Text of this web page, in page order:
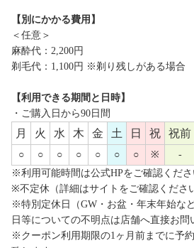
【別にかかる費用】
＜任意＞
麻酔代：2,200円
剃毛代：1,100円 ※剃り残しがある場合
【利用できる期間と日時】
・ご購入日から90日間
月 火 水 木 金 土 日 祝 祝前
○ ○ ○ ○ ○ ○ ○ ※
-
※利用可能時間は公式HPをご確認くだ
※不定休（詳細はサイトをご確認くださ
※特別定休日（GW・お盆・年末年始な
日等についての不明点は店舗へ直接お問
※クーポン利用期限の1ヶ月前までに予